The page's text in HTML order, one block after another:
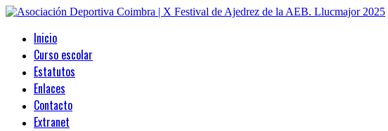
Inicio
Curso escolar
Estatutos
Enlaces
Contacto
Extranet